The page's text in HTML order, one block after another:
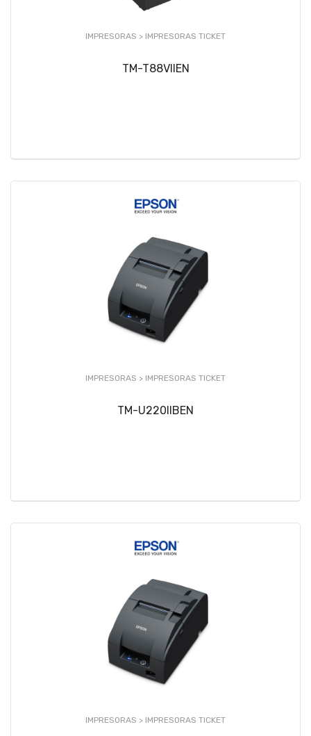
IMPRESORAS > IMPRESORAS TICKET
TM-T88VIIEN
IMPRESORAS > IMPRESORAS TICKET
TM-U220IIBEN
IMPRESORAS > IMPRESORAS TICKET